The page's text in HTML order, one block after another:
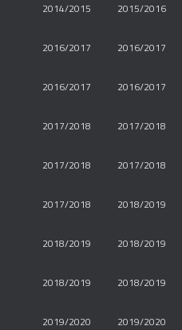
2014/2015 2015/2016
2016/2017 2016/2017
2016/2017 2016/2017
2017/2018 2017/2018
2017/2018 2017/2018
2017/2018 2018/2019
2018/2019 2018/2019
2018/2019 2018/2019
2019/2020 2019/2020